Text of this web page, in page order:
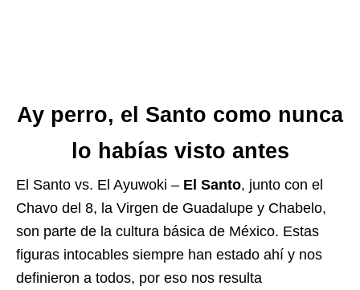
Ay perro, el Santo como nunca
lo habías visto antes
El Santo vs. El Ayuwoki – El Santo, junto con el
Chavo del 8, la Virgen de Guadalupe y Chabelo,
son parte de la cultura básica de México. Estas
figuras intocables siempre han estado ahí y nos
definieron a todos, por eso nos resulta